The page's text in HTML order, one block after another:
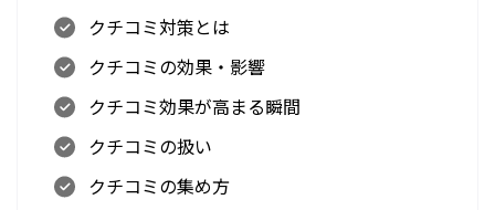
クチコミ対策とは
クチコミの効果・影響
クチコミ効果が高まる瞬間
クチコミの扱い
クチコミの集め方